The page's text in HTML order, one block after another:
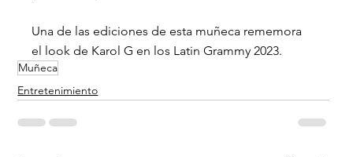
Una de las ediciones de esta muñeca rememora
el look de Karol G en los Latin Grammy 2023.
Muñeca
Entretenimiento